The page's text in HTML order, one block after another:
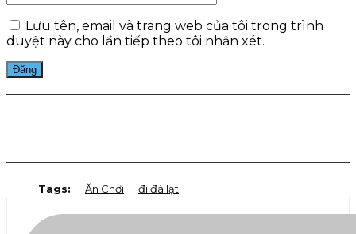
Lưu tên, email và trang web của tôi trong trình
duyệt này cho lần tiếp theo tôi nhận xét.
Tags: Ăn Chơi đi đà lạt